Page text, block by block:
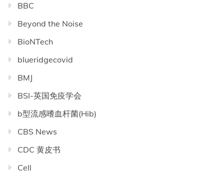
BBC
Beyond the Noise
BioNTech
blueridgecovid
BMJ
BSI-英国免疫学会
b型流感嗜血杆菌(Hib)
CBS News
CDC 黄皮书
Cell